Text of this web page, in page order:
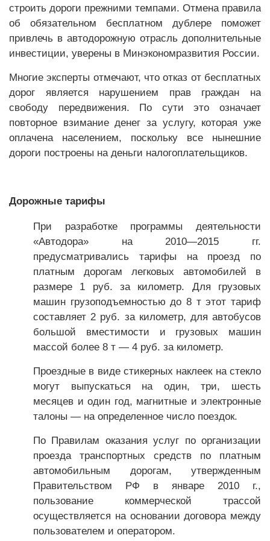
строить дороги прежними темпами. Отмена правила
об обязательном бесплатном дублере поможет
привлечь в автодорожную отрасль дополнительные
инвестиции, уверены в Минэкономразвития России.
Многие эксперты отмечают, что отказ от бесплатных
дорог является нарушением прав граждан на
свободу передвижения. По сути это означает
повторное взимание денег за услугу, которая уже
оплачена населением, поскольку все нынешние
дороги построены на деньги налогоплательщиков.
Дорожные тарифы
При разработке программы деятельности
«Автодора» на 2010—2015 гг.
предусматривались тарифы на проезд по
платным дорогам легковых автомобилей в
размере 1 руб. за километр. Для грузовых
машин грузоподъемностью до 8 т этот тариф
составляет 2 руб. за километр, для автобусов
большой вместимости и грузовых машин
массой более 8 т — 4 руб. за километр.
Проездные в виде стикерных наклеек на стекло
могут выпускаться на один, три, шесть
месяцев и один год, магнитные и электронные
талоны — на определенное число поездок.
По Правилам оказания услуг по организации
проезда транспортных средств по платным
автомобильным дорогам, утвержденным
Правительством РФ в январе 2010 г.,
пользование коммерческой трассой
осуществляется на основании договора между
пользователем и оператором.